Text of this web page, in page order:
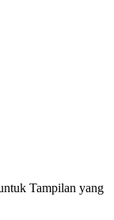
Tampilan yang